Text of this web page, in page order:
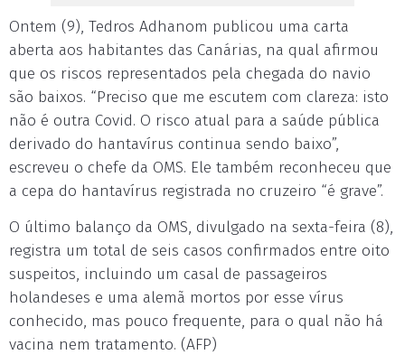
Ontem (9), Tedros Adhanom publicou uma carta
aberta aos habitantes das Canárias, na qual afirmou
que os riscos representados pela chegada do navio
são baixos. “Preciso que me escutem com clareza: isto
não é outra Covid. O risco atual para a saúde pública
derivado do hantavírus continua sendo baixo”,
escreveu o chefe da OMS. Ele também reconheceu que
a cepa do hantavírus registrada no cruzeiro “é grave”.
O último balanço da OMS, divulgado na sexta-feira (8),
registra um total de seis casos confirmados entre oito
suspeitos, incluindo um casal de passageiros
holandeses e uma alemã mortos por esse vírus
conhecido, mas pouco frequente, para o qual não há
vacina nem tratamento. (AFP)